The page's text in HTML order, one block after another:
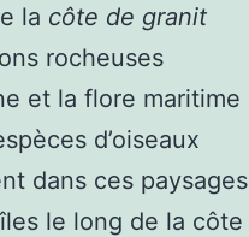
la côte de granit
rocheuses
et la flore maritime
d’oiseaux
dans ces paysages
le long de la côte